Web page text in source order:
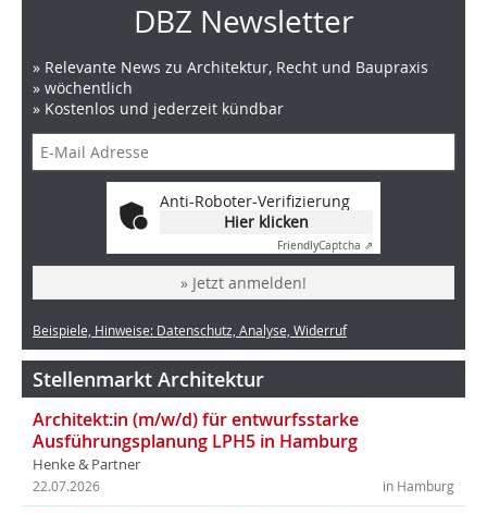
DBZ Newsletter
» Relevante News zu Architektur, Recht und Baupraxis
» wöchentlich
» Kostenlos und jederzeit kündbar
Anti-Roboter-Verifizierung
Hier klicken
FriendlyCaptcha ⇗
» Jetzt anmelden!
Beispiele, Hinweise: Datenschutz, Analyse, Widerruf
Stellenmarkt Architektur
Architekt:in (m/w/d) für entwurfsstarke
Ausführungsplanung LPH5 in Hamburg
Henke & Partner
in Hamburg
22.07.2026